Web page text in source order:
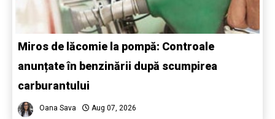
Miros de lăcomie la pompă: Controale
anunțate în benzinării după scumpirea
carburantului
Oana Sava Aug 07, 2026